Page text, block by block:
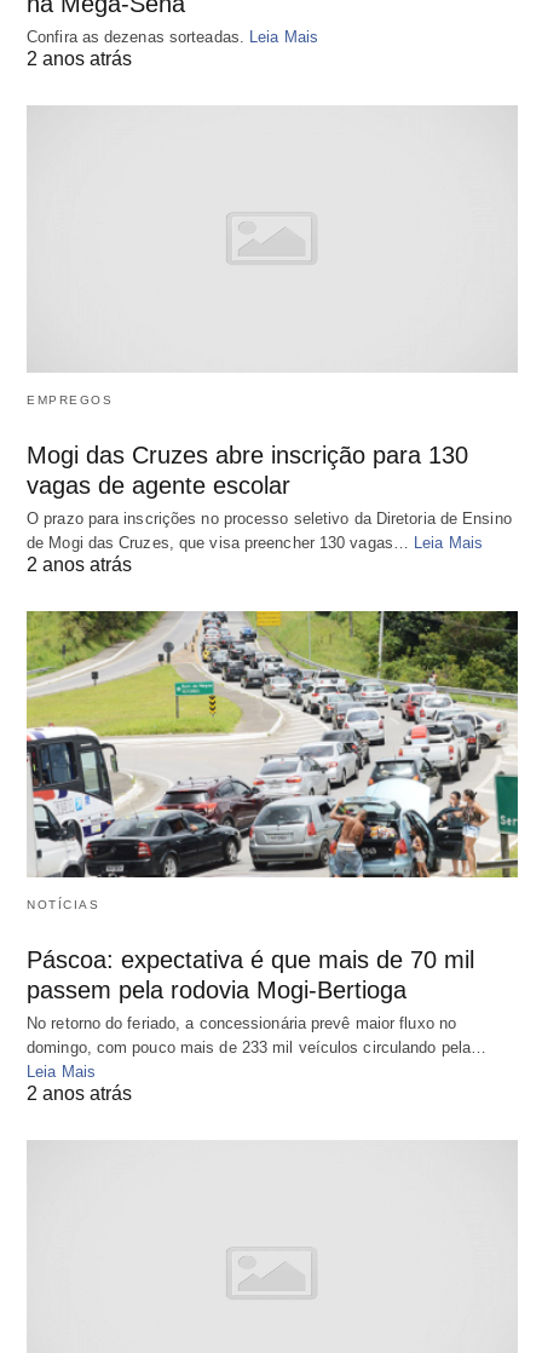
Confira as dezenas sorteadas. Leia Mais
2 anos atrás
EMPREGOS
Mogi das Cruzes abre inscrição para 130
vagas de agente escolar
O prazo para inscrições no processo seletivo da Diretoria de Ensino
de Mogi das Cruzes, que visa preencher 130 vagas… Leia Mais
2 anos atrás
NOTÍCIAS
Páscoa: expectativa é que mais de 70 mil
passem pela rodovia Mogi-Bertioga
No retorno do feriado, a concessionária prevê maior fluxo no
domingo, com pouco mais de 233 mil veículos circulando pela…
Leia Mais
2 anos atrás